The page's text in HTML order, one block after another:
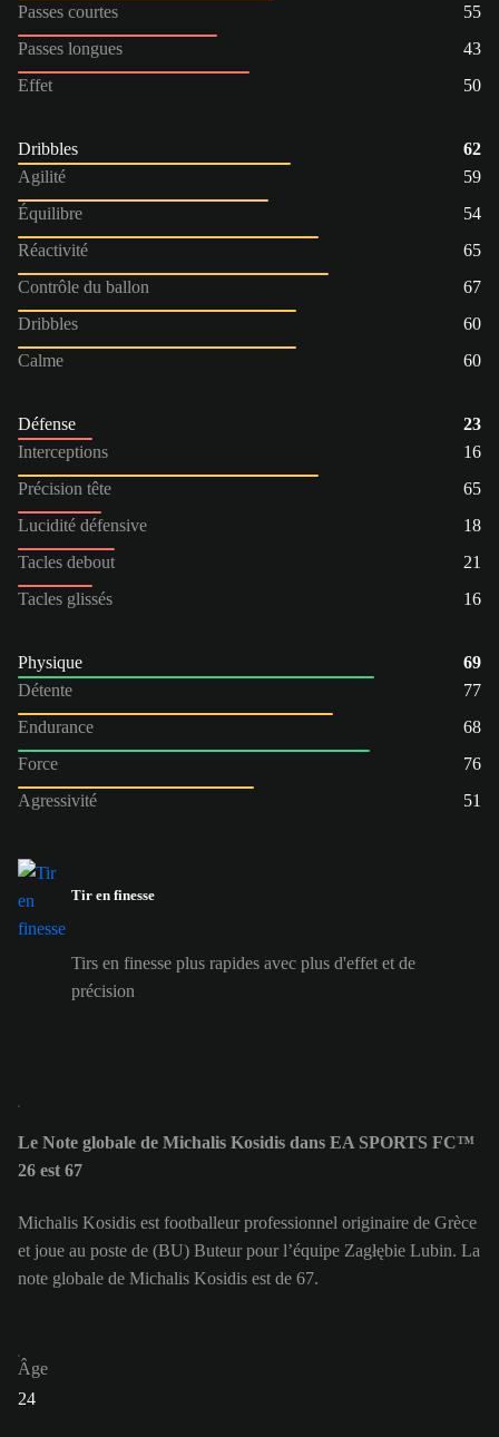
Passes courtes
55
Passes longues
43
Effet
50
Dribbles
62
Agilité
59
Équilibre
54
Réactivité
65
Contrôle du ballon
67
Dribbles
60
Calme
60
Défense
23
Interceptions
16
Précision tête
65
Lucidité défensive
18
Tacles debout
21
Tacles glissés
16
Physique
69
Détente
77
Endurance
68
Force
76
Agressivité
51
Tir en finesse
Tirs en finesse plus rapides avec plus d'effet et de
précision
Le Note globale de Michalis Kosidis dans EA SPORTS FC™
26 est 67
Michalis Kosidis est footballeur professionnel originaire de Grèce
et joue au poste de (BU) Buteur pour l’équipe Zagłębie Lubin. La
note globale de Michalis Kosidis est de 67.
Âge
24